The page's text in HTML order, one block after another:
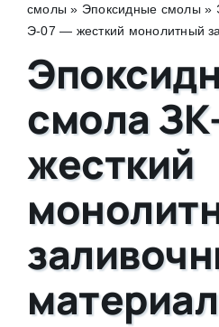
смолы » Эпоксидные смолы »
Э-07 — жесткий монолитный
смола
жесткий
материал